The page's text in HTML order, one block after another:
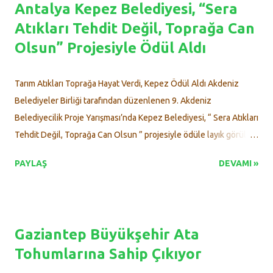
değerlendirilmiştir. Kentsel agroforestry gıda üretimi, karbon
yutak alanı oluşturma, iklimi düzenleme, toprak ıslahı, biyolojik
çeşitliliğin desteklenmesi ve toplumsal bütünleşme gibi çok
bu sistemlerde; ağaç, çalı, otsu ve yer örtücü bitkilerle birlikte
yenilebilir türlerin entegrasyonu hem estetik hem de
fonksiyonel kazanç sağlamaktadır. Ayrıca, sosyal etkileşimi
artıran,...
Antalya Kepez Belediyesi, “Sera
Atıkları Tehdit Değil, Toprağa Can
Olsun” Projesiyle Ödül Aldı
Tarım Atıkları Toprağa Hayat Verdi, Kepez Ödül Aldı Akdeniz
Belediyeler Birliği tarafından düzenlenen 9. Akdeniz
Belediyecilik Proje Yarışması’nda Kepez Belediyesi, “ Sera Atıkları
Tehdit Değil, Toprağa Can Olsun ” projesiyle ödüle layık görüldü.
sürdürülebilir tarım hedefiyle geliştirdiği “ Sera Atıkları Tehdit
Çalışmaları” kategorisinde üçüncülük ödülüne layık görüldü.
Ödül, Kepez Belediye Başkanı Mesut Kocagöz’e Akseki Belediye
PAYLAŞ DEVAMI »
Gaziantep Büyükşehir Ata
Tohumlarına Sahip Çıkıyor